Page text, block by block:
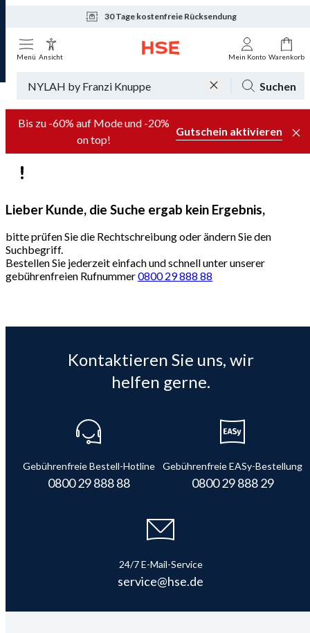
30 Tage kostenfreie Rücksendung
Tagesaktuelle Angebote
Menü Ansicht Mein Konto Warenkorb
Suchen
Bis zu -60% auf Mode und -20%
on top!
Gutschein aktivieren
Lieber Kunde, die Suche ergab kein Ergebnis,
bitte prüfen Sie die Rechtschreibung oder ändern Sie den
Suchbegriff.
Bestellen Sie jederzeit einfach und schnell unter unserer
gebührenfreien Rufnummer0800 29 888 88
Kontaktieren Sie uns, wir
helfen gerne.
Gebührenfreie Bestell-Hotline
0800 29 888 88
Gebührenfreie EASy-Bestellung
0800 29 888 29
24/7 E-Mail-Service
service@hse.de